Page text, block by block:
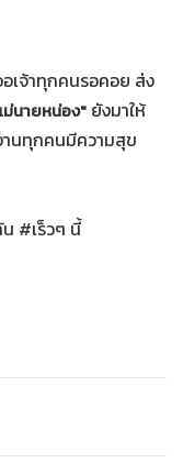
เจ้าทุกคนรอคอย ส่ง
ม่นายหน่อง" ยังมาให้
านทุกคนมีความสุข
#เร็วๆ นี้